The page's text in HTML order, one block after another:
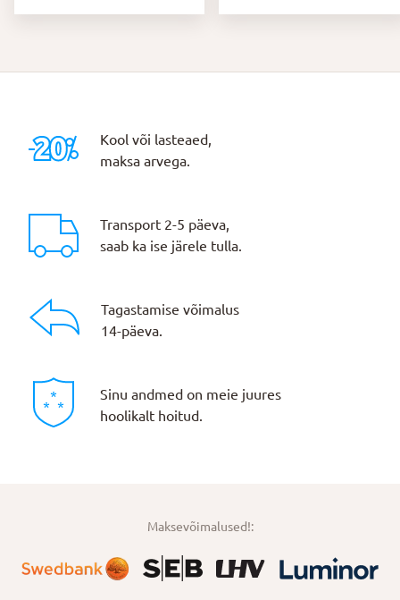
Kool või lasteaed,
maksa arvega.
Transport 2-5 päeva,
saab ka ise järele tulla.
Tagastamise võimalus
14-päeva.
Sinu andmed on meie juures
hoolikalt hoitud.
Maksevõimalused!: